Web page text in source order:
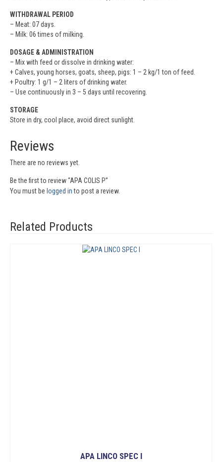
WITHDRAWAL PERIOD
– Meat: 07 days.
– Milk: 06 times of milking.
DOSAGE & ADMINISTRATION
– Mix with feed or dissolve in drinking water:
+ Calves, young horses, goats, sheep, pigs: 1 – 2 kg/1 ton of feed.
+ Poultry: 1 g/1 – 2 liters of drinking water.
– Use continuously in 3 – 5 days until recovering.
STORAGE
Store in dry, cool place, avoid direct sunlight.
Reviews
There are no reviews yet.
Be the first to review “APA COLIS P”
You must be logged into post a review.
Related Products
APA LINCO SPEC I